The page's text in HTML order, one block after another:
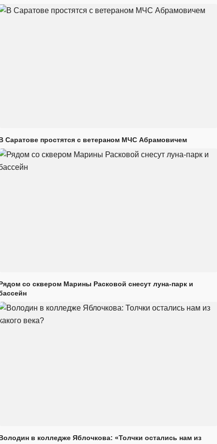
Саратове простятся с ветераном МЧС Абрамовичем
со сквером Марины Расковой снесут луна-парк и
в колледже Яблочкова: «Толчки остались нам из